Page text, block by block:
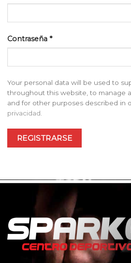
Contraseña *
Your personal data will be used to
throughout this website, to manage
and for other purposes described in
privacidad.
REGISTRARSE